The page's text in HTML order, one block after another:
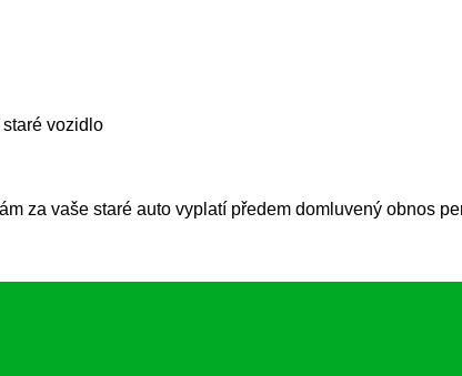
staré vozidlo
za vaše staré auto vyplatí předem domluvený obnos